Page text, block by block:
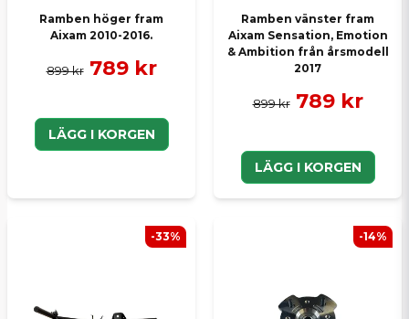
Ramben höger fram
Aixam 2010-2016.
899 kr 789 kr
LÄGG I KORGEN
Ramben vänster fram
Aixam Sensation, Emotion
& Ambition från årsmodell
2017
899 kr 789 kr
LÄGG I KORGEN
-33% -14%